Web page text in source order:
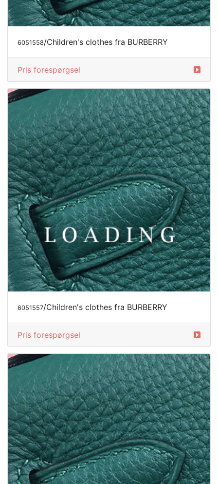
6051558/Children's clothes fra BURBERRY
Pris forespørgsel
6051557/Children's clothes fra BURBERRY
Pris forespørgsel